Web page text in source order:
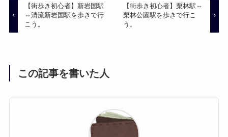
【街歩き初心者】新岩国駅
⇔清流新岩国駅を歩きで行
こう。
【街歩き初心者】栗林駅⇔
栗林公園駅を歩きで行こ
う。
この記事を書いた人